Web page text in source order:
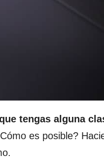
tengas alguna
es posible?